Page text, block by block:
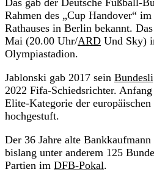
Rahmen des „Cup Handover“ im
Rathauses in Berlin bekannt.
Mai (20.00 Uhr/ARD Und Sky)
Olympiastadion.
Jablonski gab 2017 sein
2022 Fifa-Schiedsrichter.
Elite-Kategorie der
hochgestuft.
Der 36 Jahre alte
bislang unter anderem 125
Partien im DFB-Pokal.